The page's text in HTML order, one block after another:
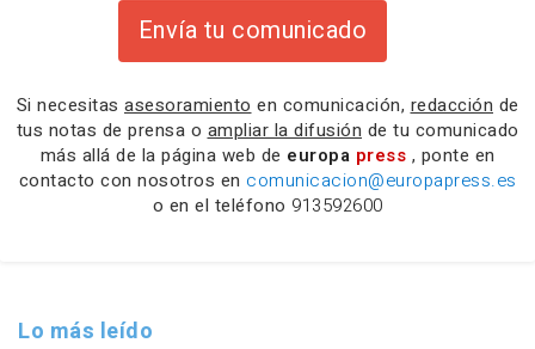
Envía tu comunicado
Si necesitas asesoramiento en comunicación, redacción de
tus notas de prensa o ampliar la difusión de tu comunicado
más allá de la página web de europa press , ponte en
contacto con nosotros en comunicacion@europapress.es
o en el teléfono 913592600
Lo más leído